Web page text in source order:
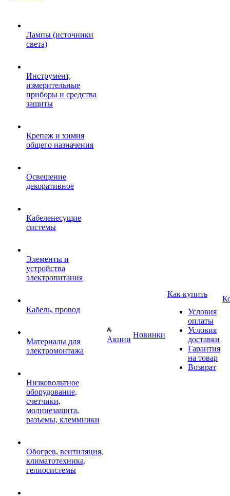
Лампы (источники
света)
Инструмент,
измерительные
приборы и средства
защиты
Крепеж и химия
общего назначения
Освещение
декоративное
Кабеленесущие
системы
Элементы и
устройства
электропитания
Кабель, провод
Материалы для
электромонтажа
Низковольтное
оборудование,
счетчики,
молниезащита,
разъемы, клеммники
Обогрев, вентиляция,
климатотехника,
гелиосистемы
Акции
Новинки
Как купить
Условия
оплаты
Условия
доставки
Гарантия
на товар
Возврат